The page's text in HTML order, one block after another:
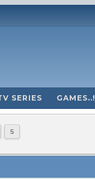
SERIES GAMES..!
5